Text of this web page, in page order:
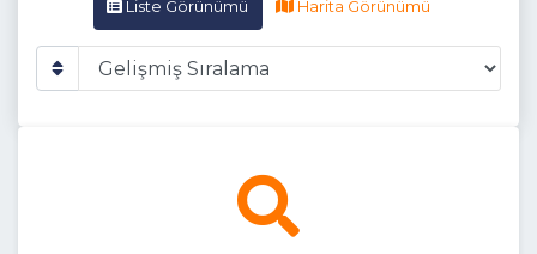
Liste Görünümü Harita Görünümü